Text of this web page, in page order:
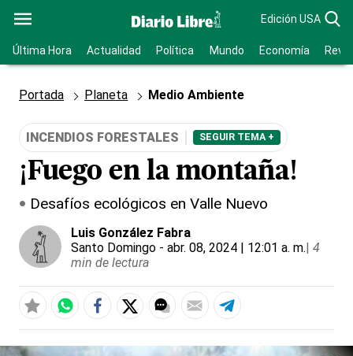
Edición USA
Última Hora Actualidad Política Mundo Economía
Portada Planeta Medio Ambiente
INCENDIOS FORESTALES SEGUIR TEMA +
¡Fuego en la montaña!
Desafíos ecológicos en Valle Nuevo
Luis González Fabra
Santo Domingo - abr. 08, 2024 | 12:01 a. m.| 4
min de lectura